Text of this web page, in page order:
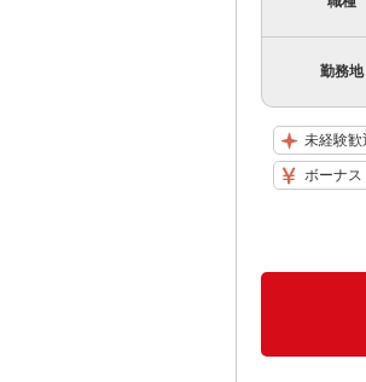
勤務地
未経験歓
ボーナス